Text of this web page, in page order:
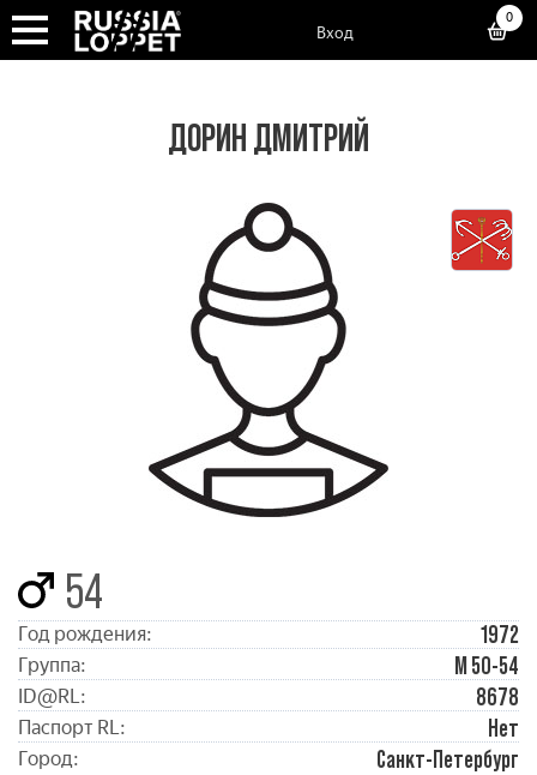
Вход
0
ДОРИН ДМИТРИЙ
54
Год рождения: 1972
Группа: М 50-54
ID@RL: 8678
Паспорт RL: Нет
Город:
Санкт-Петербург